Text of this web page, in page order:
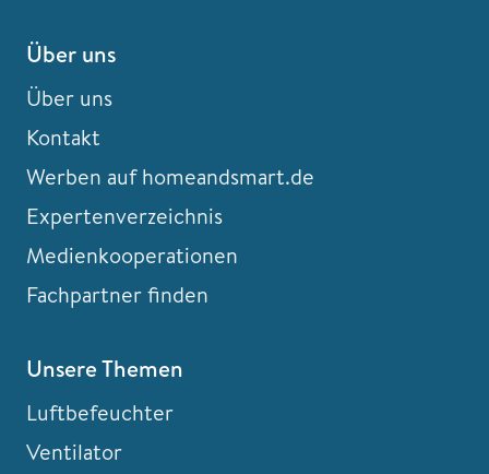
Über uns
Über uns
Kontakt
Werben auf homeandsmart.de
Expertenverzeichnis
Medienkooperationen
Fachpartner finden
Unsere Themen
Luftbefeuchter
Ventilator